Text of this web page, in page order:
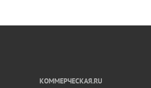
КОММЕРЧЕСКАЯ.RU